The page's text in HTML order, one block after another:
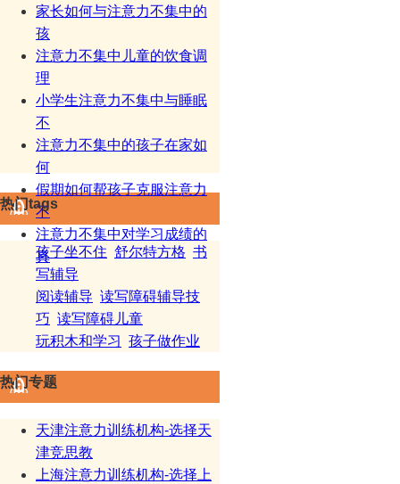
家长如何与注意力不集中的
孩
注意力不集中儿童的饮食调
理
小学生注意力不集中与睡眠
不
注意力不集中的孩子在家如
何
假期如何帮孩子克服注意力
不
注意力不集中对学习成绩的
真
热门tags
孩子坐不住 舒尔特方格 书
写辅导
阅读辅导 读写障碍辅导技
巧 读写障碍儿童
玩积木和学习 孩子做作业
热门专题
天津注意力训练机构-选择天
津竞思教
上海注意力训练机构-选择上